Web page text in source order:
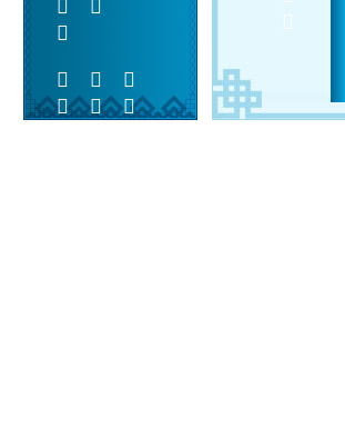
 